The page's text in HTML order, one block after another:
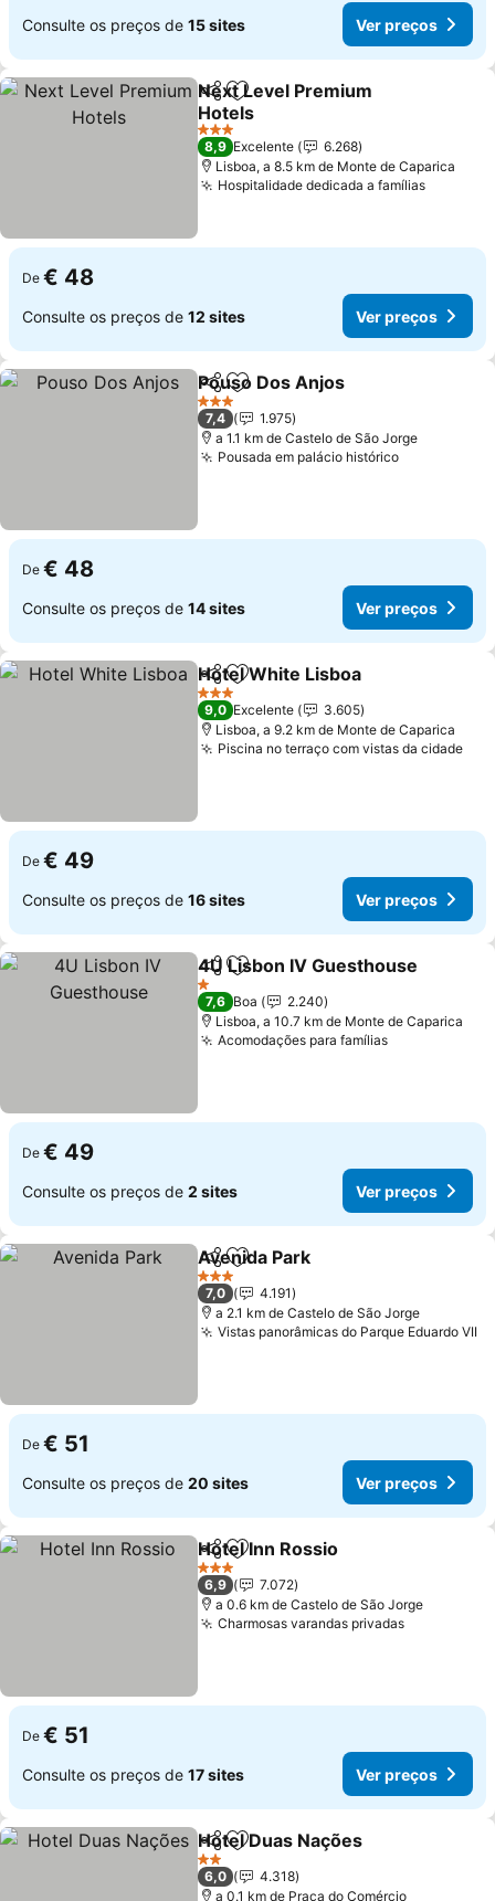
Consulte os preços de 15 sites Ver preços
PartilharAdicionar aos favoritos
Next Level Premium
Hotels
Ver preços
3 Estrelas
8,9 Excelente
6.268
Lisboa, a 8.5 km de Monte de Caparica
Hospitalidade dedicada a famíliasVer
De € 48
Consulte os preços de 12 sites Ver preços
PartilharAdicionar aos favoritos
Pouso Dos Anjos
3 Estrelas
7,4
1.975
a 1.1 km de Castelo de São Jorge
Pousada em palácio históricoVer preços
De € 48
Consulte os preços de 14 sites Ver preços
PartilharAdicionar aos favoritos
Hotel White Lisboa
3 Estrelas
9,0 Excelente
3.605
Lisboa, a 9.2 km de Monte de Caparica
Piscina no terraço com vistas da cidade
De € 49
Consulte os preços de 16 sites Ver preços
PartilharAdicionar aos favoritos
4U Lisbon IV Guesthouse
1 Estrelas
7,6 Boa
2.240
Lisboa, a 10.7 km de Monte de Caparica
Acomodações para famíliasVer preços
De € 49
Consulte os preços de 2 sites Ver preços
PartilharAdicionar aos favoritos
Avenida Park
3 Estrelas
7,0
4.191
a 2.1 km de Castelo de São Jorge
Vistas panorâmicas do Parque Eduardo VII
De € 51
Consulte os preços de 20 sites Ver preços
PartilharAdicionar aos favoritos
Hotel Inn Rossio
3 Estrelas
6,9
7.072
a 0.6 km de Castelo de São Jorge
Charmosas varandas privadasVer preços
De € 51
Consulte os preços de 17 sites Ver preços
PartilharAdicionar aos favoritos
Hotel Duas Nações
2 Estrelas
6,0
4.318
a 0.1 km de Praça do Comércio